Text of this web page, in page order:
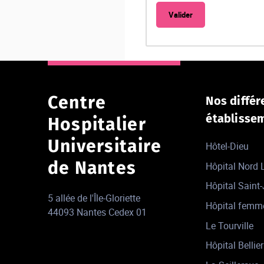
Centre
Hospitalier
Universitaire
de Nantes
5 allée de l'Île-Gloriette
44093 Nantes Cedex 01
Nos
Hôtel-Dieu
Hôpital Nord
Hôpital
Hôpital
Le Tourville
Hôpital Bellier